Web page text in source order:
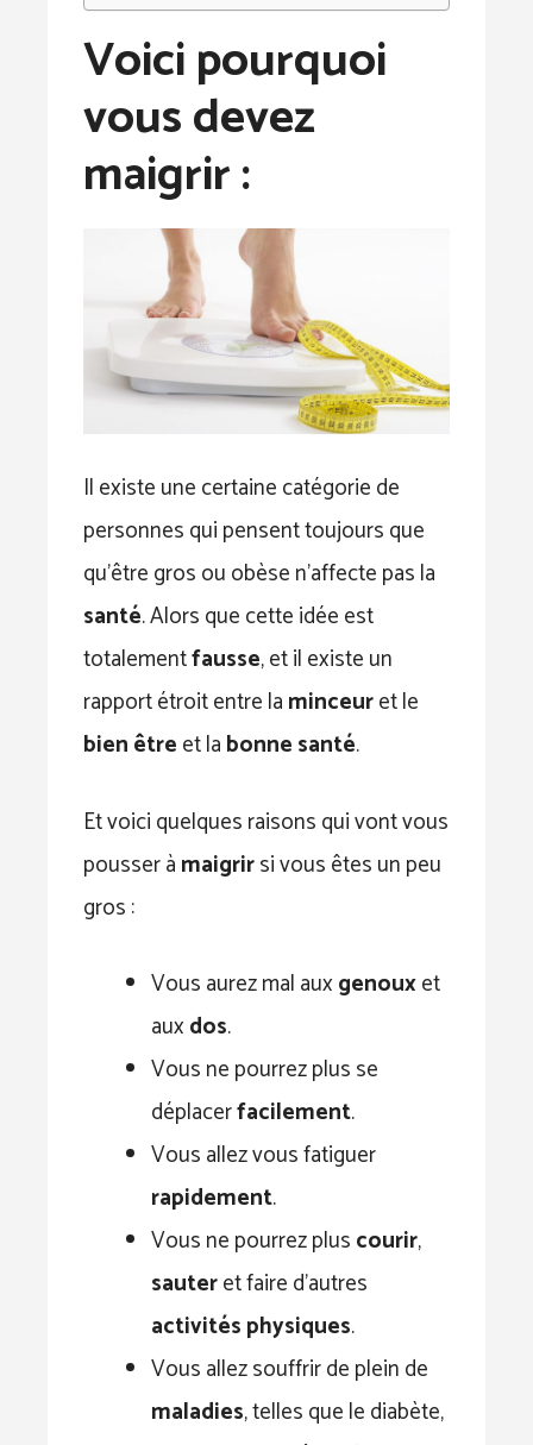
Voici pourquoi
vous devez
maigrir :
Il existe une certaine catégorie de
personnes qui pensent toujours que
qu’être gros ou obèse n’affecte pas la
santé. Alors que cette idée est
totalementfausse, et il existe un
rapport étroit entre laminceuret le
bien êtreet labonne santé.
Et voici quelques raisons qui vont vous
pousser àmaigrirsi vous êtes un peu
gros :
Vous aurez mal auxgenouxet
auxdos.
Vous ne pourrez plus se
déplacerfacilement.
Vous allez vous fatiguer
rapidement.
Vous ne pourrez pluscourir,
sauteret faire d’autres
activités physiques.
Vous allez souffrir de plein de
maladies, telles que le diabète,